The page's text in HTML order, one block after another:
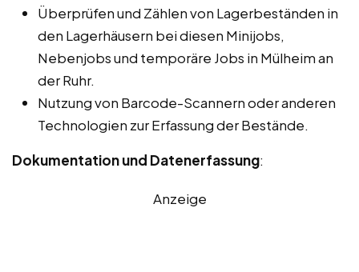
Überprüfen und Zählen von Lagerbeständen in
den Lagerhäusern bei diesen Minijobs,
Nebenjobs und temporäre Jobs in Mülheim an
der Ruhr.
Nutzung von Barcode-Scannern oder anderen
Technologien zur Erfassung der Bestände.
Dokumentation und Datenerfassung:
Anzeige